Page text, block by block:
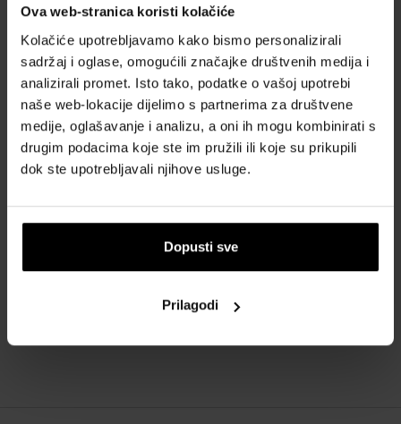
Ova web-stranica koristi kolačiće
Kolačiće upotrebljavamo kako bismo personalizirali
sadržaj i oglase, omogućili značajke društvenih medija i
analizirali promet. Isto tako, podatke o vašoj upotrebi
naše web-lokacije dijelimo s partnerima za društvene
medije, oglašavanje i analizu, a oni ih mogu kombinirati s
drugim podacima koje ste im pružili ili koje su prikupili
dok ste upotrebljavali njihove usluge.
Dopusti sve
Prilagodi
primamljivog srca s baršunastom notom meda, obavijenu suptilnim
cvjetnim akordom. Cijelu kompoziciju obavija duboka baza s
plemenitim agarovim naglaskom, dodajući mirisu intenzitet i
karakter.
Mirišljave note:med, agar (oud), cimet, jantar, madagaskarska
vanilija, koža, pačuli, cvijeće